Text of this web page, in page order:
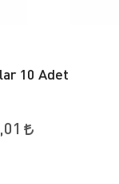
10 Adet